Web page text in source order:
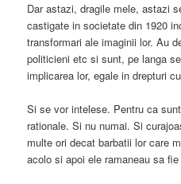
Dar astazi, dragile mele, astazi
castigate in societate din 1920
transformari ale imaginii lor. Au
politicieni etc si sunt, pe langa
implicarea lor, egale in drepturi
Si se vor intelese. Pentru ca
rationale. Si nu numai. Si
multe ori decat barbatii lor care
acolo si apoi ele ramaneau sa